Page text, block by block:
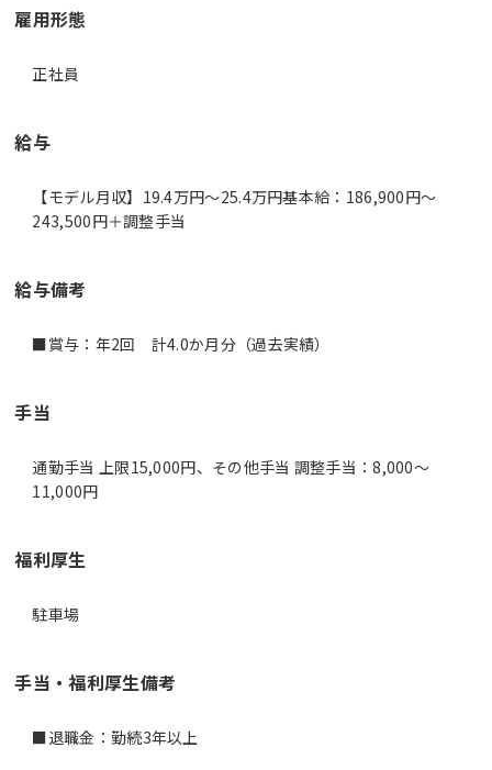
雇用形態
正社員
給与
【モデル月収】19.4万円〜25.4万円基本給：186,900円～
243,500円＋調整手当
給与備考
■賞与：年2回 計4.0か月分（過去実績）
手当
通勤手当 上限15,000円、その他手当 調整手当：8,000～
11,000円
福利厚生
駐車場
手当・福利厚生備考
■退職金：勤続3年以上